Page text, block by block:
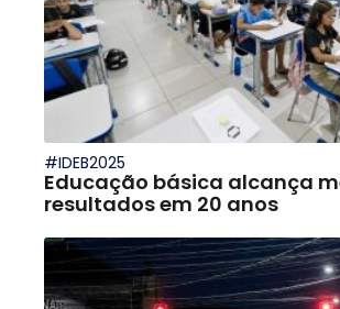
#IDEB2025
Educação básica alcança
resultados em 20 anos